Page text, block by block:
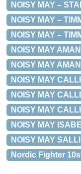
NOISY MAY –
NOISY MAY –
NOISY MAY –
NOISY MAY
NOISY MAY
NOISY MAY
NOISY MAY
NOISY MAY
NOISY MAY
NOISY MAY
Nordic Fighter